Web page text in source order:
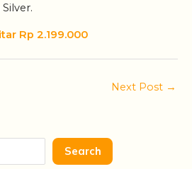
Rp 2.199.000
Next Post →
Search